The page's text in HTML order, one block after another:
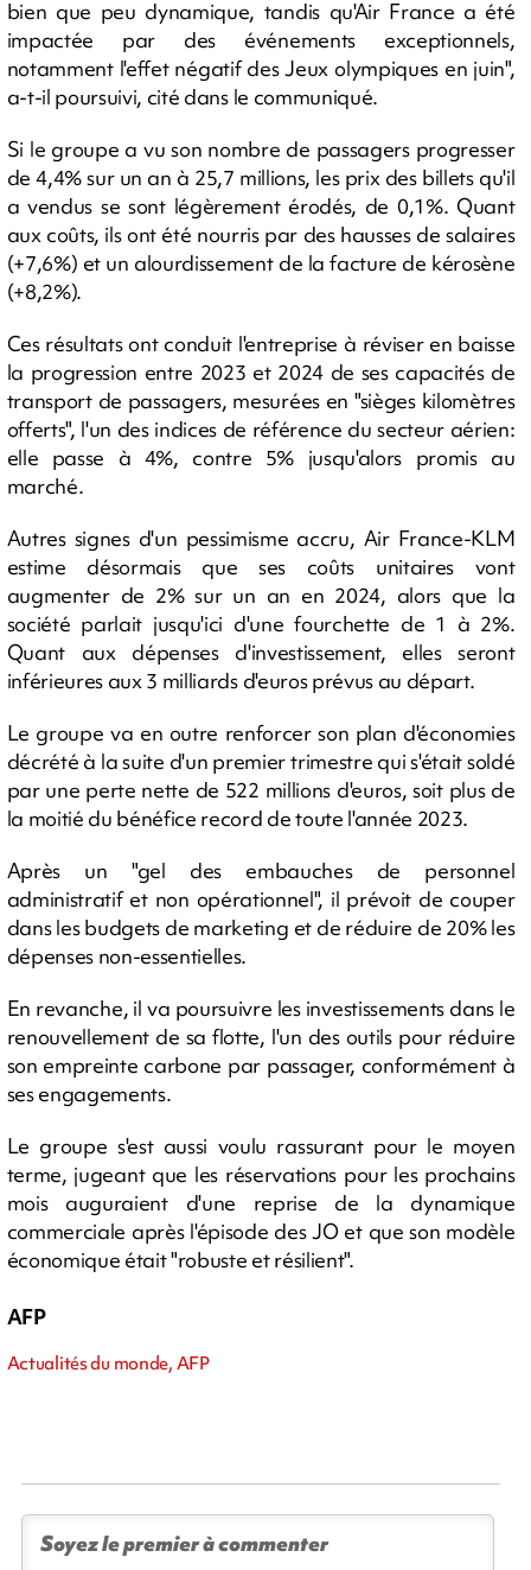
bien que peu dynamique, tandis qu'Air France a été
impactée par des événements exceptionnels,
notamment l'effet négatif des Jeux olympiques en juin",
a-t-il poursuivi, cité dans le communiqué.
Si le groupe a vu son nombre de passagers progresser
de 4,4% sur un an à 25,7 millions, les prix des billets qu'il
a vendus se sont légèrement érodés, de 0,1%. Quant
aux coûts, ils ont été nourris par des hausses de salaires
(+7,6%) et un alourdissement de la facture de kérosène
(+8,2%).
Ces résultats ont conduit l'entreprise à réviser en baisse
la progression entre 2023 et 2024 de ses capacités de
transport de passagers, mesurées en "sièges kilomètres
offerts", l'un des indices de référence du secteur aérien:
elle passe à 4%, contre 5% jusqu'alors promis au
marché.
Autres signes d'un pessimisme accru, Air France-KLM
estime désormais que ses coûts unitaires vont
augmenter de 2% sur un an en 2024, alors que la
société parlait jusqu'ici d'une fourchette de 1 à 2%.
Quant aux dépenses d'investissement, elles seront
inférieures aux 3 milliards d'euros prévus au départ.
Le groupe va en outre renforcer son plan d'économies
décrété à la suite d'un premier trimestre qui s'était soldé
par une perte nette de 522 millions d'euros, soit plus de
la moitié du bénéfice record de toute l'année 2023.
Après un "gel des embauches de personnel
administratif et non opérationnel", il prévoit de couper
dans les budgets de marketing et de réduire de 20% les
dépenses non-essentielles.
En revanche, il va poursuivre les investissements dans le
renouvellement de sa flotte, l'un des outils pour réduire
son empreinte carbone par passager, conformément à
ses engagements.
Le groupe s'est aussi voulu rassurant pour le moyen
terme, jugeant que les réservations pour les prochains
mois auguraient d'une reprise de la dynamique
commerciale après l'épisode des JO et que son modèle
économique était "robuste et résilient".
AFP
Actualités du monde, AFP